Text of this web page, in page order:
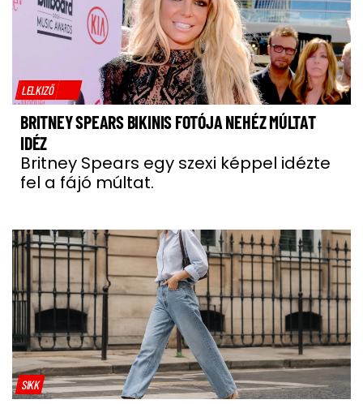
LELKIZŐ
BRITNEY SPEARS BIKINIS FOTÓJA NEHÉZ MÚLTAT
IDÉZ
Britney Spears egy szexi képpel idézte
fel a fájó múltat.
SIKK